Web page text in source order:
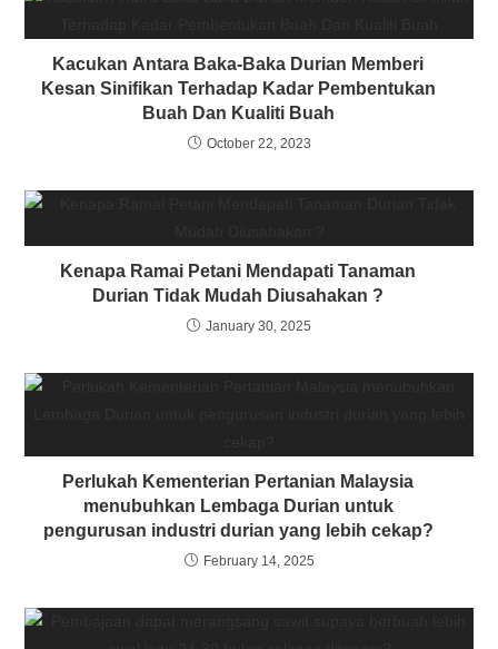
Kacukan Antara Baka-Baka Durian Memberi
Kesan Sinifikan Terhadap Kadar Pembentukan
Buah Dan Kualiti Buah
October 22, 2023
Kenapa Ramai Petani Mendapati Tanaman
Durian Tidak Mudah Diusahakan ?
January 30, 2025
Perlukah Kementerian Pertanian Malaysia
menubuhkan Lembaga Durian untuk
pengurusan industri durian yang lebih cekap?
February 14, 2025